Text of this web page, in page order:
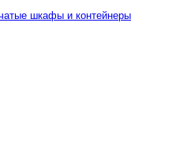
шкафы и контейнеры